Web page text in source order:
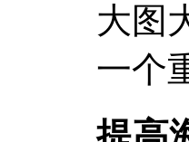
大图
一个